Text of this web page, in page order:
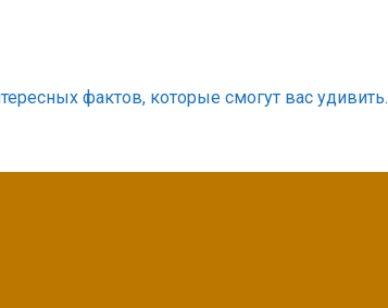
фактов, которые смогут вас удивить.